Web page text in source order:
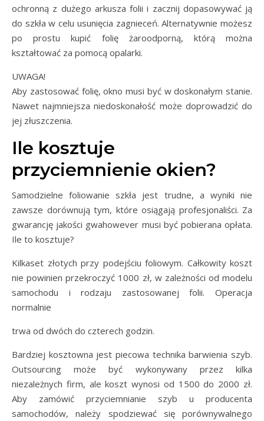
ochronną z dużego arkusza folii i zacznij dopasowywać ją
do szkła w celu usunięcia zagnieceń. Alternatywnie możesz
po prostu kupić folię żaroodporną, którą można
kształtować za pomocą opalarki.
UWAGA!
Aby zastosować folię, okno musi być w doskonałym stanie.
Nawet najmniejsza niedoskonałość może doprowadzić do
jej złuszczenia.
Ile kosztuje
przyciemnienie okien?
Samodzielne foliowanie szkła jest trudne, a wyniki nie
zawsze dorównują tym, które osiągają profesjonaliści. Za
gwarancję jakości gwahowever musi być pobierana opłata.
Ile to kosztuje?
Kilkaset złotych przy podejściu foliowym. Całkowity koszt
nie powinien przekroczyć 1000 zł, w zależności od modelu
samochodu i rodzaju zastosowanej folii. Operacja
normalnie
trwa od dwóch do czterech godzin.
Bardziej kosztowna jest piecowa technika barwienia szyb.
Outsourcing może być wykonywany przez kilka
niezależnych firm, ale koszt wynosi od 1500 do 2000 zł.
Aby zamówić przyciemnianie szyb u producenta
samochodów, należy spodziewać się porównywalnego